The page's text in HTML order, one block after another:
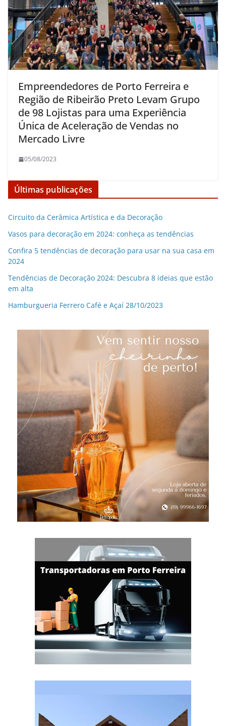
Empreendedores de Porto Ferreira e
Região de Ribeirão Preto Levam Grupo
de 98 Lojistas para uma Experiência
Única de Aceleração de Vendas no
Mercado Livre
05/08/2023
Últimas publicações
Circuito da Cerâmica Artística e da Decoração
Vasos para decoração em 2024: conheça as tendências
Confira 5 tendências de decoração para usar na sua casa em
2024
Tendências de Decoração 2024: Descubra 8 ideias que estão
em alta
Hamburgueria Ferrero Café e Açaí 28/10/2023